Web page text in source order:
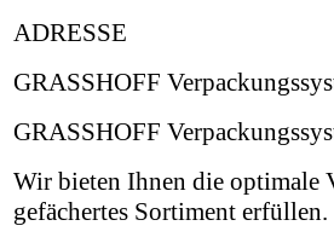
ADRESSE
GRASSHOFF
GRASSHOFF
Wir bieten Ihnen die optimale
gefächertes Sortiment erfüllen.